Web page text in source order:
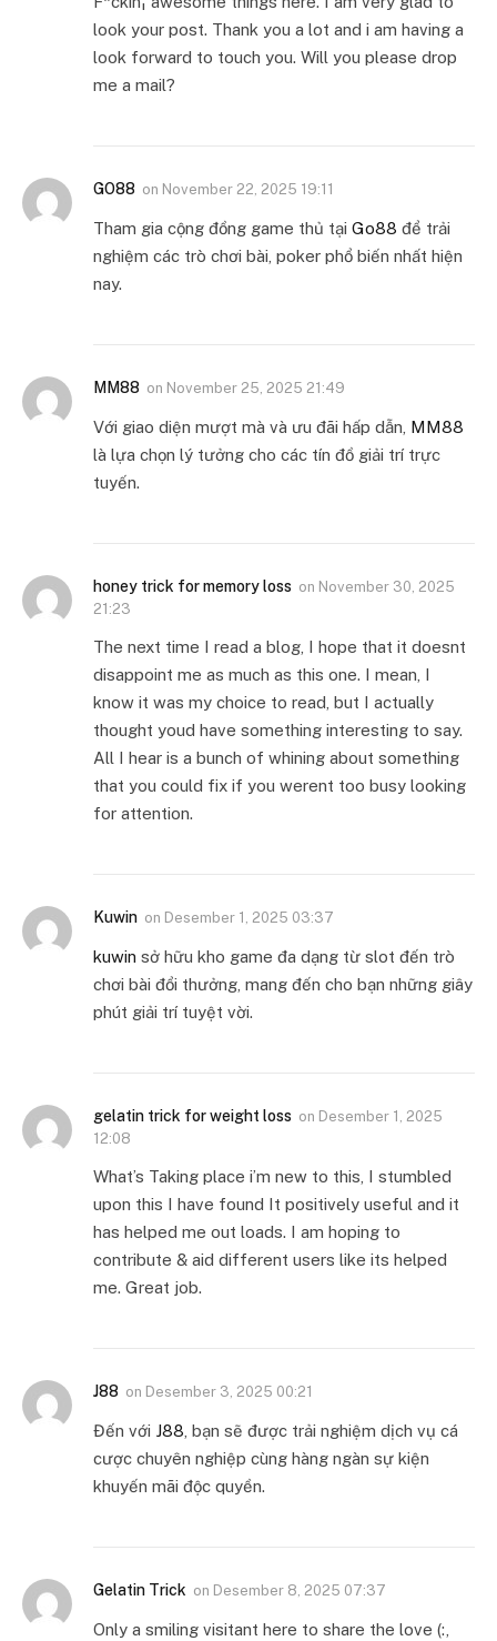
look your post. Thank you a lot and i am having a
look forward to touch you. Will you please drop
me a mail?
GO88 on November 22, 2025 19:11
Tham gia cộng đồng game thủ tại Go88 để trải
nghiệm các trò chơi bài, poker phổ biến nhất hiện
nay.
MM88 on November 25, 2025 21:49
Với giao diện mượt mà và ưu đãi hấp dẫn, MM88
là lựa chọn lý tưởng cho các tín đồ giải trí trực
tuyến.
honey trick for memory loss on November 30, 2025
21:23
The next time I read a blog, I hope that it doesnt
disappoint me as much as this one. I mean, I
know it was my choice to read, but I actually
thought youd have something interesting to say.
All I hear is a bunch of whining about something
that you could fix if you werent too busy looking
for attention.
Kuwin on Desember 1, 2025 03:37
kuwin sở hữu kho game đa dạng từ slot đến trò
chơi bài đổi thưởng, mang đến cho bạn những giây
phút giải trí tuyệt vời.
gelatin trick for weight loss on Desember 1, 2025
12:08
What’s Taking place i’m new to this, I stumbled
upon this I have found It positively useful and it
has helped me out loads. I am hoping to
contribute & aid different users like its helped
me. Great job.
J88 on Desember 3, 2025 00:21
Đến với J88 , bạn sẽ được trải nghiệm dịch vụ cá
cược chuyên nghiệp cùng hàng ngàn sự kiện
khuyến mãi độc quyền.
Gelatin Trick on Desember 8, 2025 07:37
Only a smiling visitant here to share the love (:,